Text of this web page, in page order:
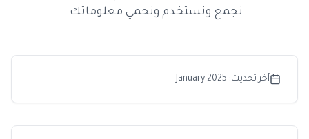
نجمع ونستخدم ونحمي معلوماتك.
آخر تحديث: January 2025